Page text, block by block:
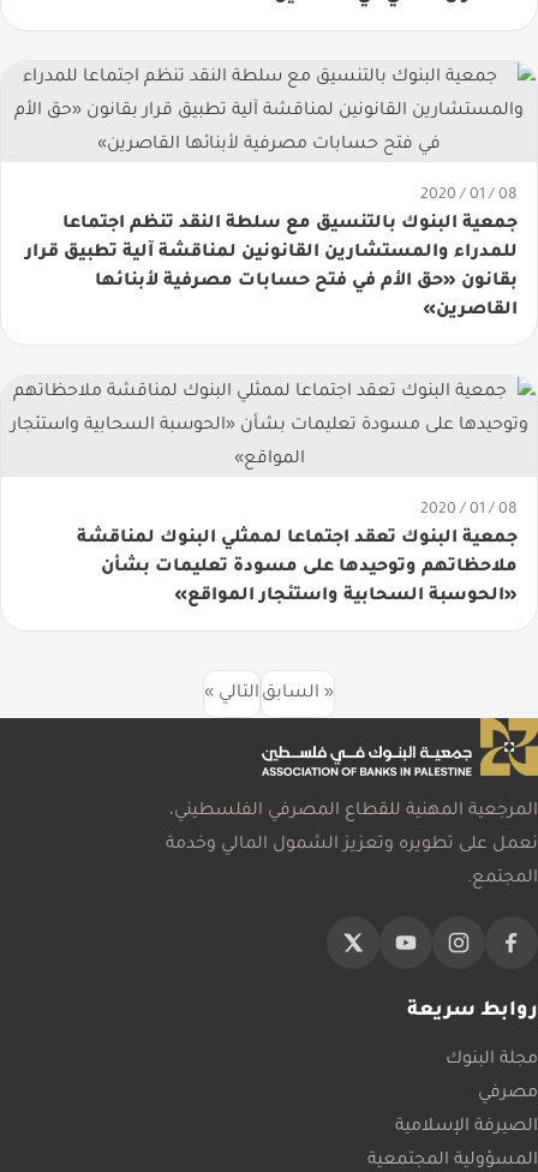
08 / 01 / 2020
جمعية البنوك بالتنسيق مع سلطة النقد تنظم اجتماعا
للمدراء والمستشارين القانونين لمناقشة آلية تطبيق قرار
بقانون «حق الأم في فتح حسابات مصرفية لأبنائها
القاصرين»
08 / 01 / 2020
جمعية البنوك تعقد اجتماعا لممثلي البنوك لمناقشة
ملاحظاتهم وتوحيدها على مسودة تعليمات بشأن
«الحوسبة السحابية واستئجار المواقع»
« السابق التالي »
المرجعية المهنية للقطاع المصرفي الفلسطيني،
نعمل على تطويره وتعزيز الشمول المالي وخدمة
المجتمع.
روابط سريعة
مجلة البنوك
مصرفي
الصيرفة الإسلامية
المسؤولية المجتمعية